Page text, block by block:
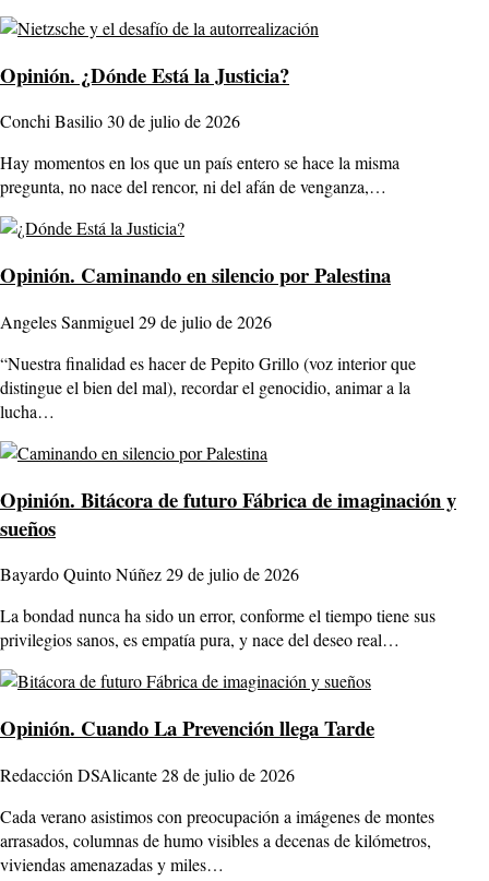
Opinión. ¿Dónde Está la Justicia?
Conchi Basilio30 de julio de 2026
Hay momentos en los que un país entero se hace la misma
pregunta, no nace del rencor, ni del afán de venganza,…
Opinión. Caminando en silencio por Palestina
Angeles Sanmiguel 29 de julio de 2026
“Nuestra finalidad es hacer de Pepito Grillo (voz interior que
distingue el bien del mal), recordar el genocidio, animar a la
lucha…
Opinión. Bitácora de futuro Fábrica de imaginación y
sueños
Bayardo Quinto Núñez29 de julio de 2026
La bondad nunca ha sido un error, conforme el tiempo tiene sus
privilegios sanos, es empatía pura, y nace del deseo real…
Opinión. Cuando La Prevención llega Tarde
Redacción DSAlicante28 de julio de 2026
Cada verano asistimos con preocupación a imágenes de montes
arrasados, columnas de humo visibles a decenas de kilómetros,
viviendas amenazadas y miles…